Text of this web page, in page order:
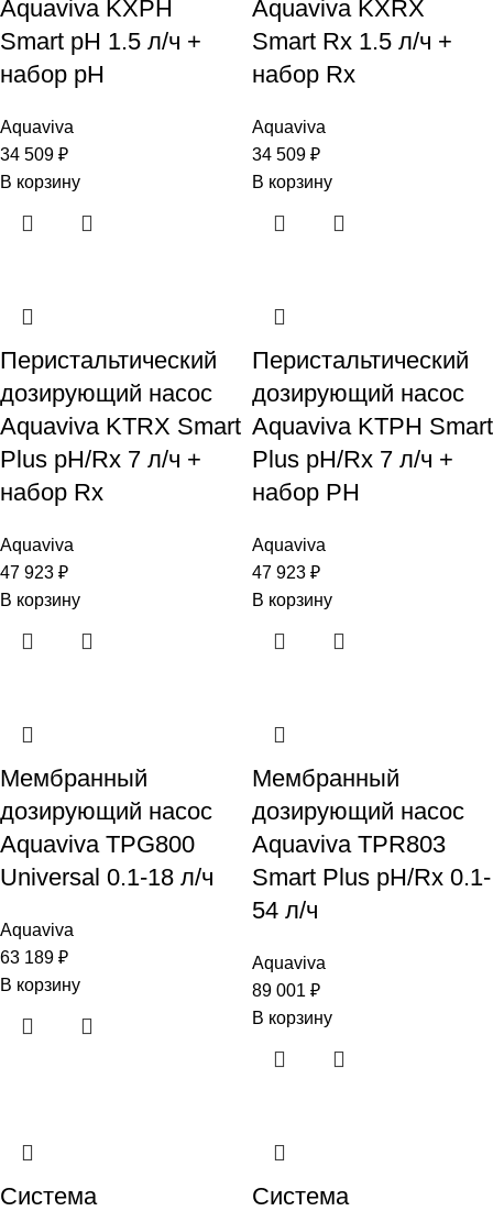
Aquaviva KXPH
Smart pH 1.5 л/ч +
набор pH
Aquaviva
34 509 ₽
В корзину
Aquaviva KXRX
Smart Rx 1.5 л/ч +
набор Rx
Aquaviva
34 509 ₽
В корзину
Перистальтический
дозирующий насос
Aquaviva KTRX Smart
Plus pH/Rx 7 л/ч +
набор Rx
Aquaviva
47 923 ₽
В корзину
Перистальтический
дозирующий насос
Aquaviva KTPH Smart
Plus pH/Rx 7 л/ч +
набор PH
Aquaviva
47 923 ₽
В корзину
Мембранный
дозирующий насос
Aquaviva TPG800
Universal 0.1-18 л/ч
Aquaviva
63 189 ₽
В корзину
Мембранный
дозирующий насос
Aquaviva TPR803
Smart Plus pH/Rх 0.1-
54 л/ч
Aquaviva
89 001 ₽
В корзину
Система
Система